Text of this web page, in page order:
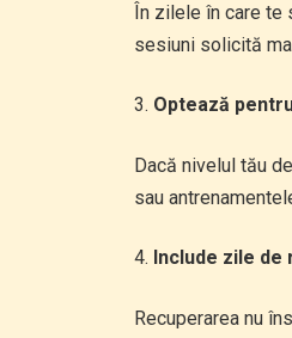
În zilele în care te
sesiuni solicită
Optează
Dacă nivelul tău
sau
Include zile
Recuperarea nu